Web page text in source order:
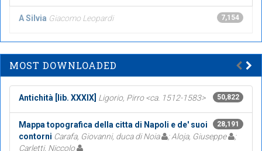
7,154
A Silvia Giacomo Leopardi
MOST DOWNLOADED
50,822
Antichità [lib. XXXIX] Ligorio, Pirro <ca. 1512-1583>
28,191
Mappa topografica della citta di Napoli e de' suoi
contorni Carafa, Giovanni, duca di Noia ; Aloja, Giuseppe
;
Carletti, Niccolo